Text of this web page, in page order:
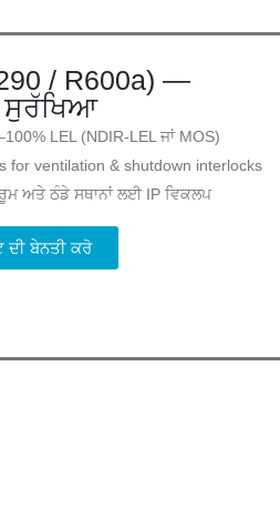
/ R600a) —
ਸੁਰੱਖਿਆ
LEL (NDIR-LEL ਜਾਂ MOS)
for ventilation & shutdown interlocks
ਅਤੇ ਠੰਡੇ ਸਥਾਨਾਂ ਲਈ IP ਵਿਕਲਪ
ਦੀ ਬੇਨਤੀ ਕਰੋ